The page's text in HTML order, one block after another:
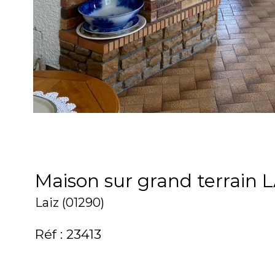
Maison sur grand terrain
Laiz (01290)
Réf : 23413